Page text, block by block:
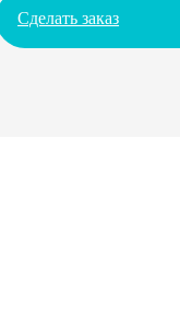
Сделать заказ